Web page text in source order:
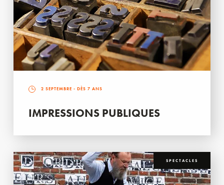
2 SEPTEMBRE - DÈS 7 ANS
IMPRESSIONS PUBLIQUES
SPECTACLES